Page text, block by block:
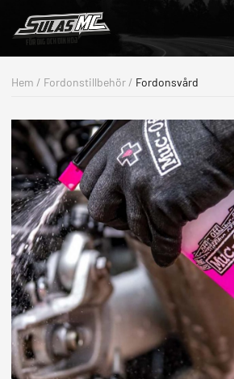
MC-KLÄDER & SKYDD
FORDONSTILLBEHÖR
STREETWEAR & PRESENTER
BUTIK & VERKSTAD
OUTLET
ALLA FORDON
ATV/UTV
Hem / Fordonstillbehör / Fordonsvård